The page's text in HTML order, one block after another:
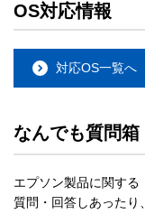
OS対応情報
対応OS一覧へ
なんでも質問箱
エプソン製品に関する
質問・回答しあったり